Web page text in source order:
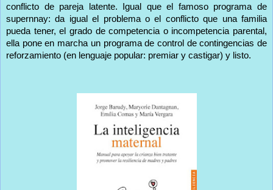
conflicto de pareja latente. Igual que el famoso programa de
supernnay: da igual el problema o el conflicto que una familia
pueda tener, el grado de competencia o incompetencia parental,
ella pone en marcha un programa de control de contingencias de
reforzamiento (en lenguaje popular: premiar y castigar) y listo.